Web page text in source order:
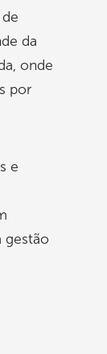
da
onde
por
e
gestão